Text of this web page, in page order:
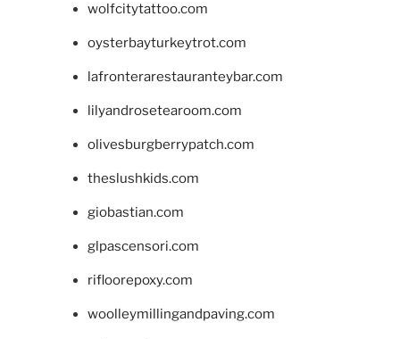
wolfcitytattoo.com
oysterbayturkeytrot.com
lafronterarestauranteybar.com
lilyandrosetearoom.com
olivesburgberrypatch.com
theslushkids.com
giobastian.com
glpascensori.com
rifloorepoxy.com
woolleymillingandpaving.com